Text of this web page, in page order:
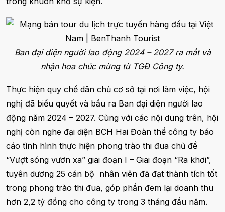
Ban đại diện người lao động 2024 – 2027 ra mắt và
nhận hoa chúc mừng từ TGĐ Công ty.
Thực hiện quy chế dân chủ cơ sở tại nơi làm việc, hội
nghị đã biểu quyết và bầu ra Ban đại diện người lao
động năm 2024 – 2027. Cùng với các nội dung trên, hội
nghị còn nghe đại diện BCH Hai Đoàn thể công ty báo
cáo tình hình thực hiện phong trào thi đua chủ đề
“Vượt sóng vươn xa” giai đoạn I – Giai đoạn “Ra khơi”,
tuyên dương 25 cán bộ nhân viên đã đạt thành tích tốt
trong phong trào thi đua, góp phần đem lại doanh thu
hơn 2,2 tỷ đồng cho công ty trong 3 tháng đầu năm.